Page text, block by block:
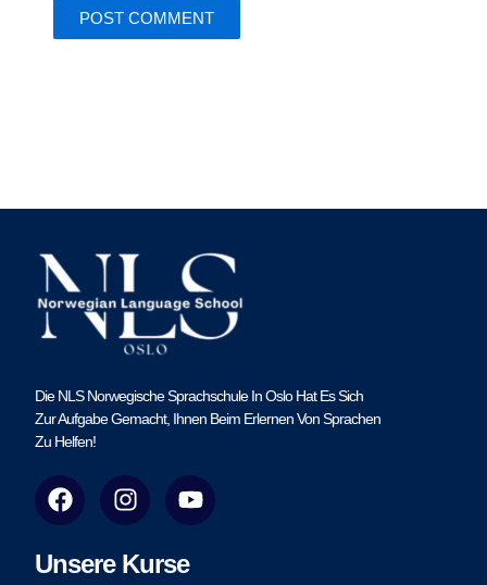
Die NLS Norwegische Sprachschule In Oslo Hat Es Sich
Zur Aufgabe Gemacht, Ihnen Beim Erlernen Von Sprachen
Zu Helfen!
F
a
e
I
n
t
Y
o
t
Unsere Kurse